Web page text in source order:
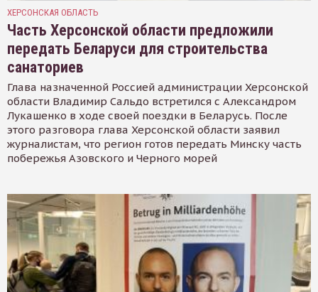
ХЕРСОНСКАЯ ОБЛАСТЬ
Часть Херсонской области предложили
передать Беларуси для строительства
санаториев
Глава назначенной Россией администрации Херсонской
области Владимир Сальдо встретился с Александром
Лукашенко в ходе своей поездки в Беларусь. После
этого разговора глава Херсонской области заявил
журналистам, что регион готов передать Минску часть
побережья Азовского и Черного морей